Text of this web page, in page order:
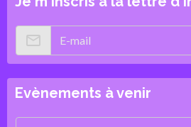
Evènements à venir